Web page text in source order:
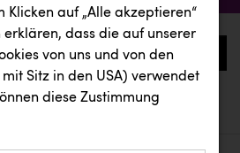
0
Klicken auf „Alle akzeptieren“
dass die auf unserer
von uns und von den
Sitz in den USA) verwendet
diese Zustimmung